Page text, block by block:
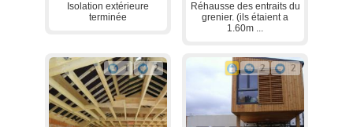
Isolation extérieure
terminée
Réhausse des entraits du
grenier. (ils étaient a
1.60m ...
1 2 2 2